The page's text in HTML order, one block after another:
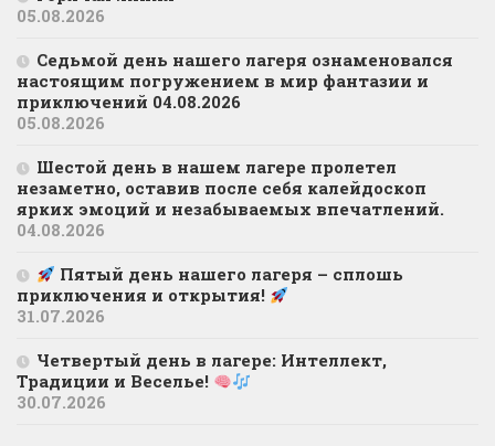
05.08.2026
Седьмой день нашего лагеря ознаменовался
настоящим погружением в мир фантазии и
приключений 04.08.2026
05.08.2026
Шестой день в нашем лагере пролетел
незаметно, оставив после себя калейдоскоп
ярких эмоций и незабываемых впечатлений.
04.08.2026
Пятый день нашего лагеря – сплошь
приключения и открытия!
31.07.2026
Четвертый день в лагере: Интеллект,
Традиции и Веселье!
30.07.2026